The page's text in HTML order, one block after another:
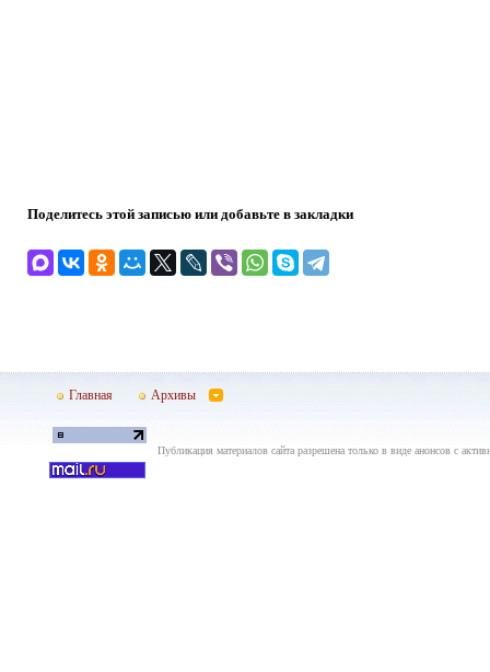
Поделитесь этой записью или добавьте в закладки
Главная Архивы
Публикация материалов сайта разрешена только в виде анонсов с